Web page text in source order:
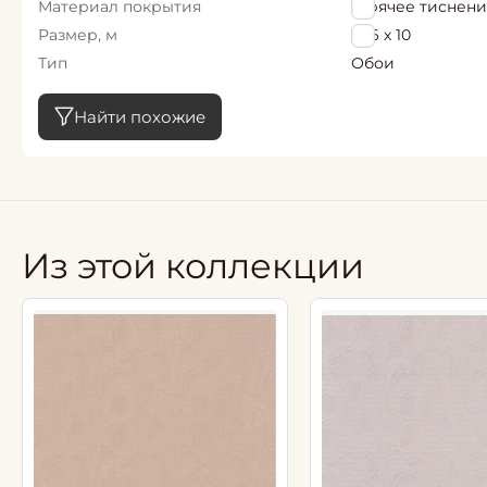
Материал покрытия
Горячее
Размер, м
1,06 х 10
Тип
Обои
Найти похожие
Из этой коллекции